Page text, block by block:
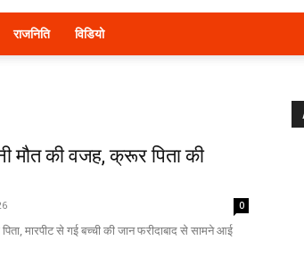
राजनिति विडियो
मौत की वजह, क्रूर पिता की
0
मारपीट से गई बच्ची की जान फरीदाबाद से सामने आई